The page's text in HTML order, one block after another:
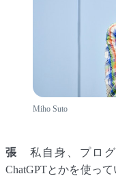
Miho Suto
張
私自身、プログ
ChatGPTとかを使っ